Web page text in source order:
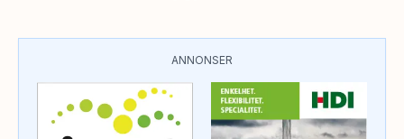
ANNONSER